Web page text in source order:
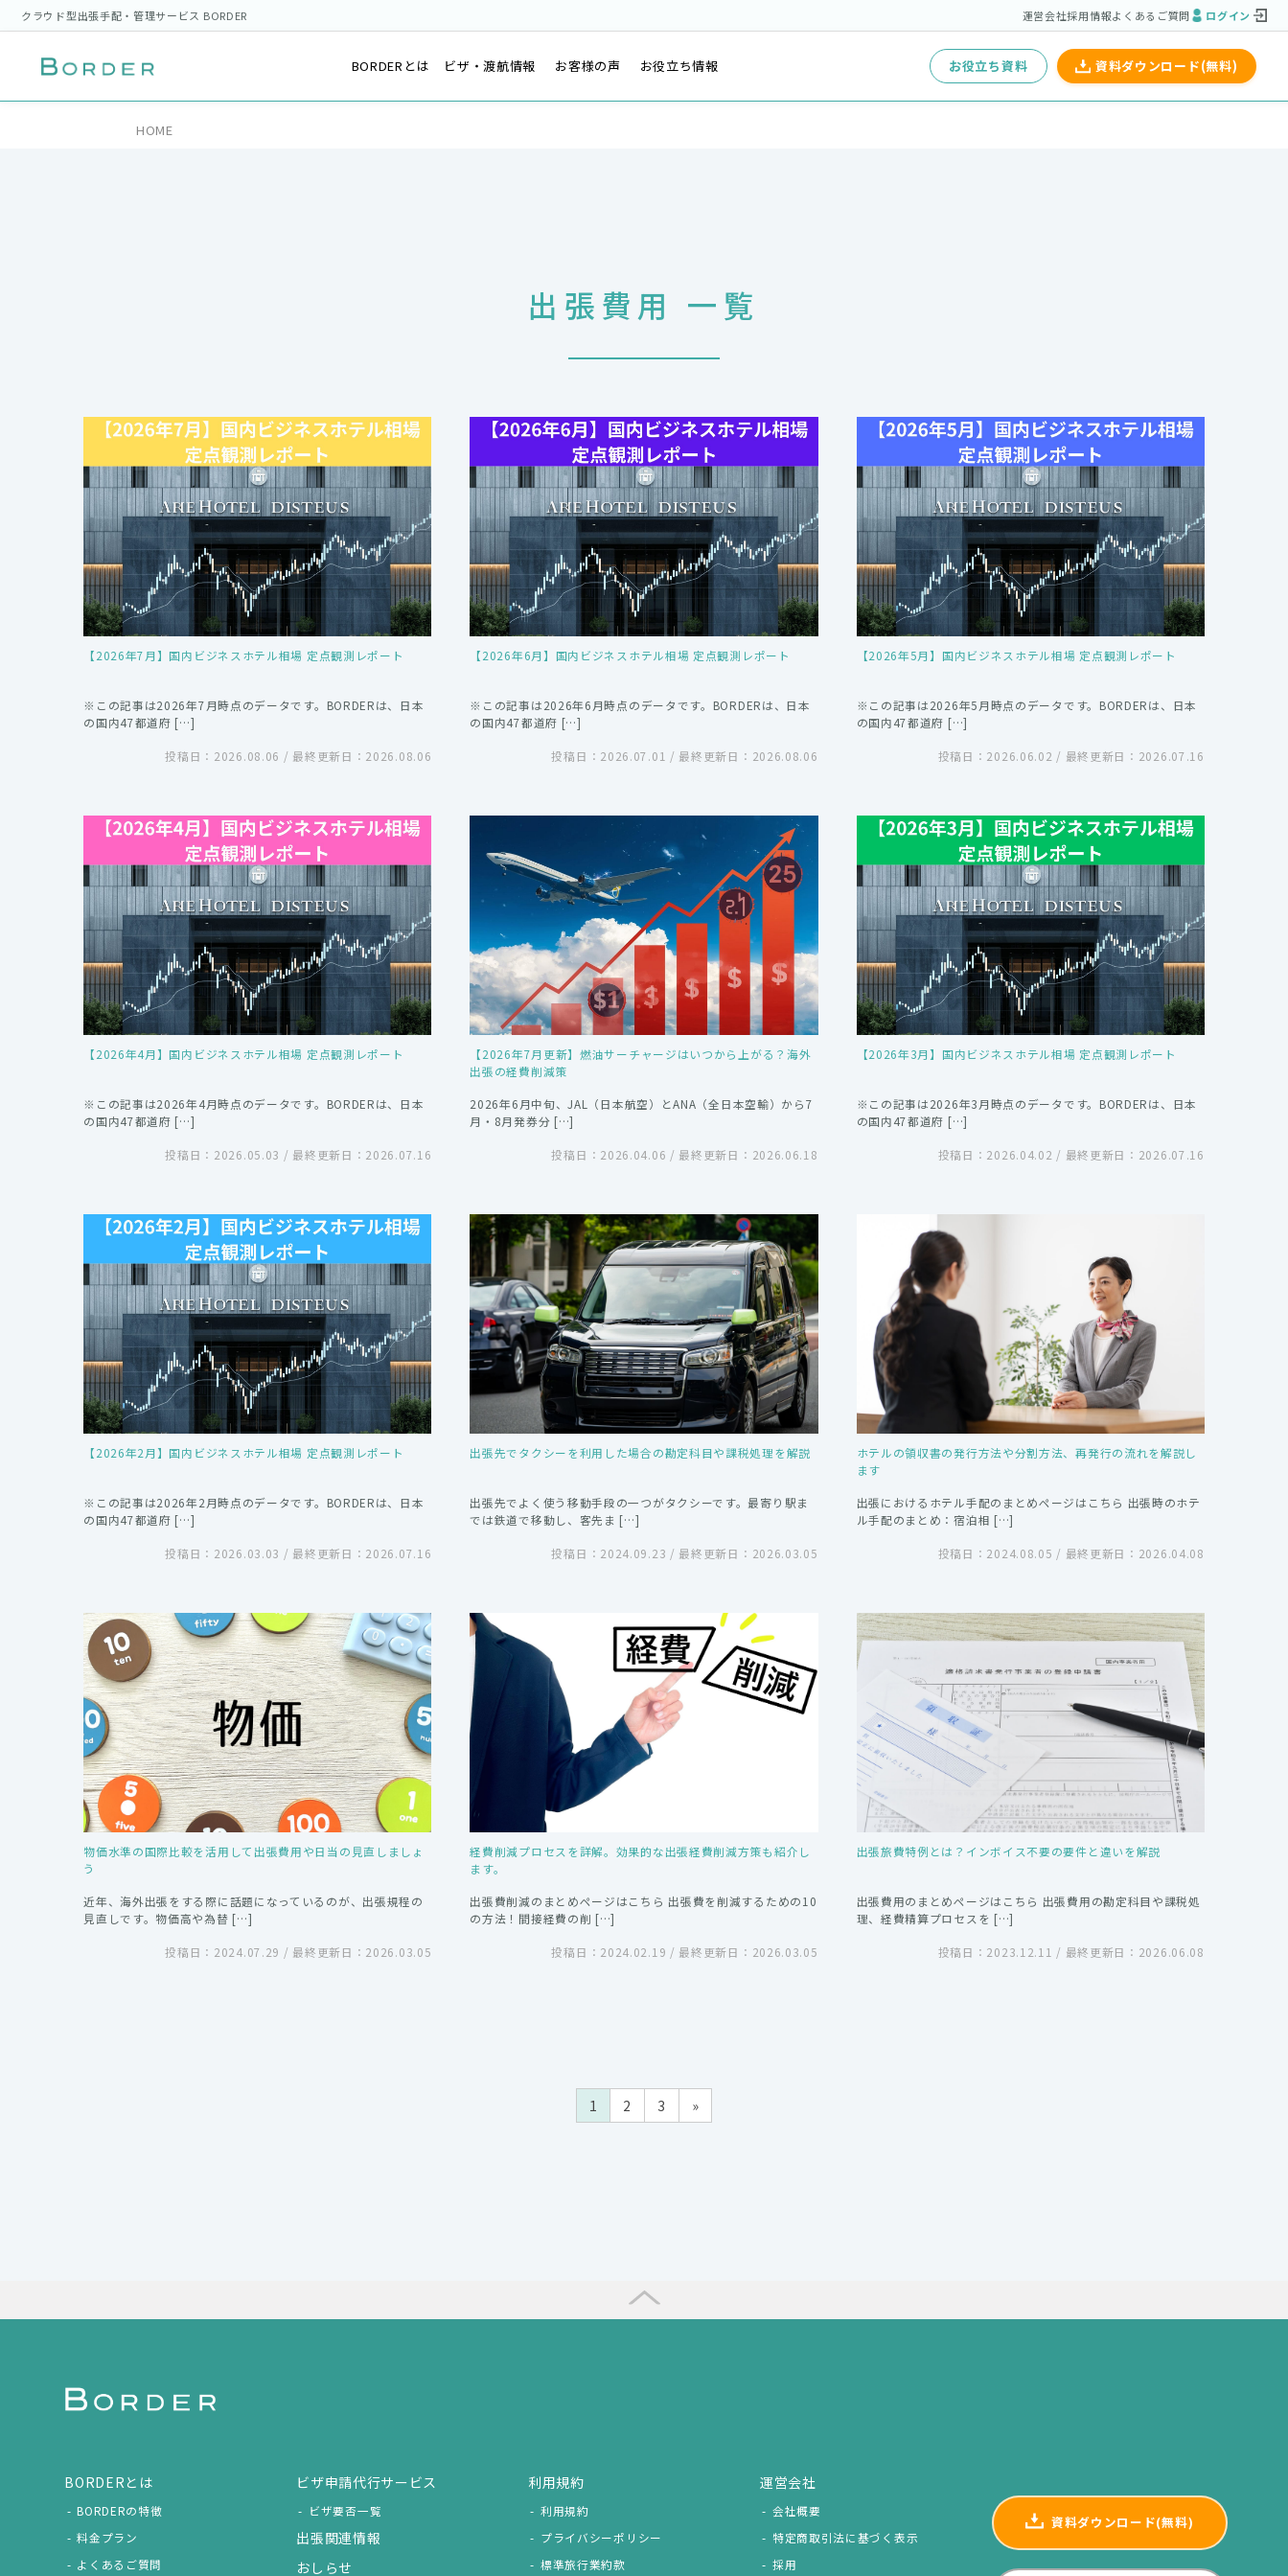
クラウド型出張手配・管理サービス BORDER 運営会社採用情報よくあるご質問 ログイン
BORDERとは ビザ・渡航情報 お客様の声 お役立ち情報 お役立ち資料 資料ダウンロード(無料)
HOME
出張費用 一覧
【2026年7月】国内ビジネスホテル相場 定点観測レポート
※この記事は2026年7月時点のデータです。BORDERは、日本
の国内47都道府 […]
投稿日：2026.08.06 / 最終更新日：2026.08.06
【2026年6月】国内ビジネスホテル相場 定点観測レポート
※この記事は2026年6月時点のデータです。BORDERは、日本
の国内47都道府 […]
投稿日：2026.07.01 / 最終更新日：2026.08.06
【2026年5月】国内ビジネスホテル相場 定点観測レポート
※この記事は2026年5月時点のデータです。BORDERは、日本
の国内47都道府 […]
投稿日：2026.06.02 / 最終更新日：2026.07.16
【2026年4月】国内ビジネスホテル相場 定点観測レポート
※この記事は2026年4月時点のデータです。BORDERは、日本
の国内47都道府 […]
投稿日：2026.05.03 / 最終更新日：2026.07.16
【2026年7月更新】燃油サーチャージはいつから上がる？海外
出張の経費削減策
2026年6月中旬、JAL（日本航空）とANA（全日本空輸）から7
月・8月発券分 […]
投稿日：2026.04.06 / 最終更新日：2026.06.18
【2026年3月】国内ビジネスホテル相場 定点観測レポート
※この記事は2026年3月時点のデータです。BORDERは、日本
の国内47都道府 […]
投稿日：2026.04.02 / 最終更新日：2026.07.16
【2026年2月】国内ビジネスホテル相場 定点観測レポート
※この記事は2026年2月時点のデータです。BORDERは、日本
の国内47都道府 […]
投稿日：2026.03.03 / 最終更新日：2026.07.16
出張先でタクシーを利用した場合の勘定科目や課税処理を解説
出張先でよく使う移動手段の一つがタクシーです。最寄り駅ま
では鉄道で移動し、客先ま […]
投稿日：2024.09.23 / 最終更新日：2026.03.05
ホテルの領収書の発行方法や分割方法、再発行の流れを解説し
ます
出張におけるホテル手配のまとめページはこちら 出張時のホテ
ル手配のまとめ：宿泊相 […]
投稿日：2024.08.05 / 最終更新日：2026.04.08
物価水準の国際比較を活用して出張費用や日当の見直しましょ
う
近年、海外出張をする際に話題になっているのが、出張規程の
見直しです。物価高や為替 […]
投稿日：2024.07.29 / 最終更新日：2026.03.05
経費削減プロセスを詳解。効果的な出張経費削減方策も紹介し
ます。
出張費削減のまとめページはこちら 出張費を削減するための10
の方法！間接経費の削 […]
投稿日：2024.02.19 / 最終更新日：2026.03.05
出張旅費特例とは？インボイス不要の要件と違いを解説
出張費用のまとめページはこちら 出張費用の勘定科目や課税処
理、経費精算プロセスを […]
投稿日：2023.12.11 / 最終更新日：2026.06.08
1 2 3 »
BORDERとは
BORDERの特徴
料金プラン
よくあるご質問
ビザ申請代行サービス
ビザ要否一覧
出張関連情報
おしらせ
利用規約
利用規約
プライバシーポリシー
標準旅行業約款
運営会社
会社概要
特定商取引法に基づく表示
採用
資料ダウンロード(無料)